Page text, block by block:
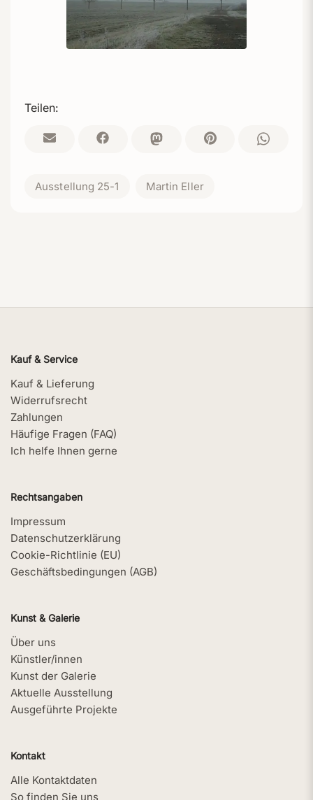
Teilen:
Ausstellung 25-1 Martin Eller
Kauf & Service
Kauf & Lieferung
Widerrufsrecht
Zahlungen
Häufige Fragen (FAQ)
Ich helfe Ihnen gerne
Rechtsangaben
Impressum
Datenschutzerklärung
Cookie-Richtlinie (EU)
Geschäftsbedingungen (AGB)
Kunst & Galerie
Über uns
Künstler/innen
Kunst der Galerie
Aktuelle Ausstellung
Ausgeführte Projekte
Kontakt
Alle Kontaktdaten
So finden Sie uns